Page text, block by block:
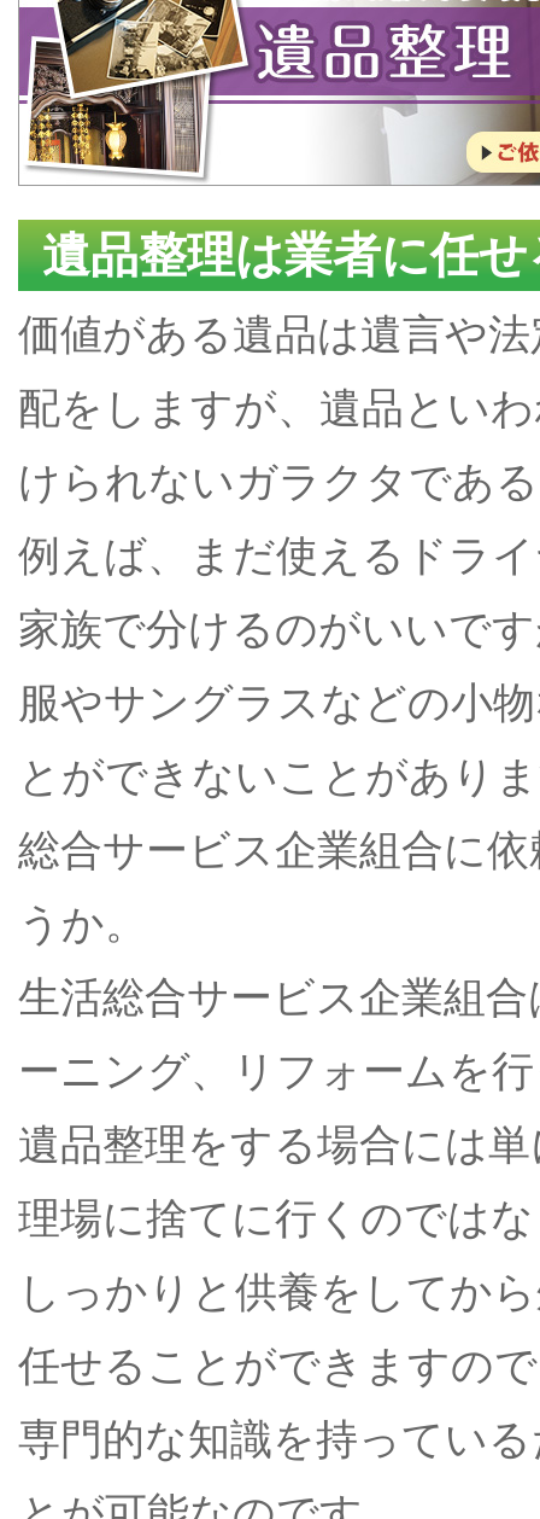
遺品整理は業者に任せ
価値がある遺品は遺言や
配をしますが、遺品とい
けられないガラクタであ
例えば、まだ使えるドラ
家族で分けるのがいいで
服やサングラスなどの小
とができないことがあり
総合サービス企業組合に
うか。
生活総合サービス企業組
ーニング、リフォームを
遺品整理をする場合には
理場に捨てに行くのでは
しっかりと供養をしてか
任せることができますの
専門的な知識を持ってい